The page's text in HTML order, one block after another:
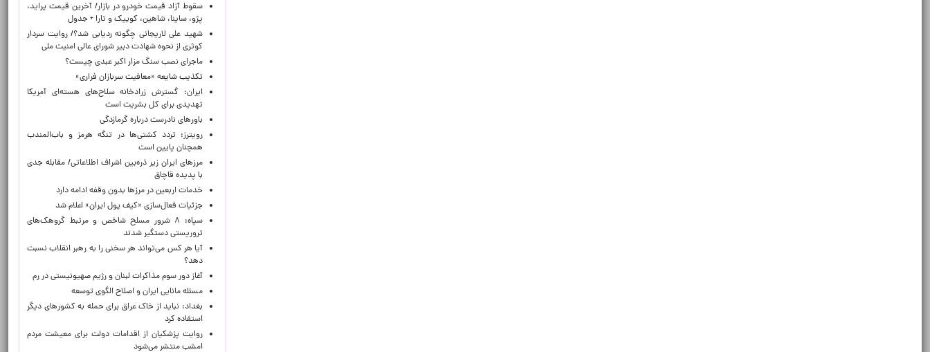
سقوط آزاد قیمت خودرو در بازار/ آخرین قیمت پراید،
پژو، ساینا، شاهین، کوییک و تارا + جدول
شهید علی لاریجانی چگونه ردیابی شد؟/ روایت سردار
کوثری از نحوه شهادت دبیر شورای عالی امنیت ملی
ماجرای نصب سنگ مزار اکبر عبدی چیست؟
تکذیب شایعه «معافیت سربازان فراری»
ایران: گسترش زرادخانه سلاح‌های هسته‌ای آمریکا
تهدیدی برای کل بشریت است
باورهای نادرست درباره گرمازدگی
رویترز: تردد کشتی‌ها در تنگه هرمز و باب‌المندب
همچنان پایین است
مرزهای ایران زیر ذره‌بین اشراف اطلاعاتی/ مقابله جدی
با پدیده قاچاق
خدمات اربعین در مرزها بدون وقفه ادامه دارد
جزئیات فعال‌سازی «کیف پول ایران» اعلام شد
سپاه: ۸ شرور مسلح شاخص و مرتبط گروهک‌های
تروریستی دستگیر شدند
آیا هر کس می‌تواند هر سخنی را به رهبر انقلاب نسبت
دهد؟
آغاز دور سوم مذاکرات لبنان و رژیم صهیونیستی در رم
مسئله مانایی ایران و اصلاح الگوی توسعه
بغداد: نباید از خاک عراق برای حمله به کشورهای دیگر
استفاده کرد
روایت پزشکیان از اقدامات دولت برای معیشت مردم
امشب منتشر می‌شود